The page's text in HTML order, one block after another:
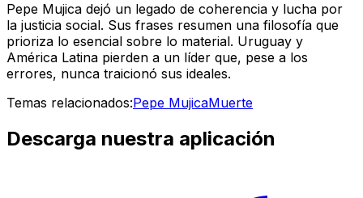
Pepe Mujica dejó un legado de coherencia y lucha por
la justicia social. Sus frases resumen una filosofía que
prioriza lo esencial sobre lo material. Uruguay y
América Latina pierden a un líder que, pese a los
errores, nunca traicionó sus ideales.
Temas relacionados:Pepe MujicaMuerte
Descarga nuestra aplicación